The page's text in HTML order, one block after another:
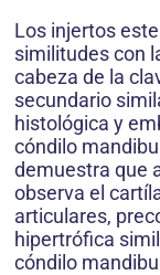
Los injertos
similitudes con
cabeza de la
secundario
histológica y
cóndilo
demuestra que
observa el
articulares,
hipertrófica
cóndilo